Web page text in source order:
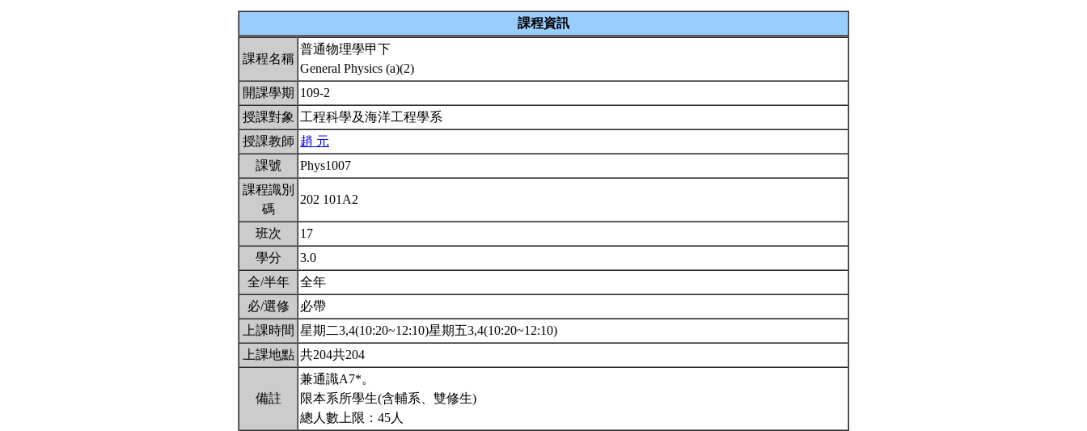
課程資訊
課程名稱
普通物理學甲下
General Physics (a)(2)
開課學期 109-2
授課對象 工程科學及海洋工程學系
授課教師 趙 元
課號
Phys1007
課程識別
碼
202 101A2
班次
17
學分
3.0
全/半年
全年
必/選修
必帶
上課時間 星期二3,4(10:20~12:10)星期五3,4(10:20~12:10)
上課地點 共204共204
備註
兼通識A7*。
限本系所學生(含輔系、雙修生)
總人數上限：45人